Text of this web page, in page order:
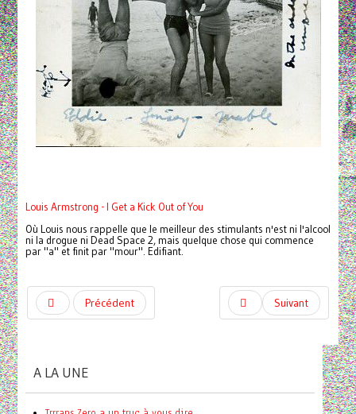
Louis Armstrong - I Get a Kick Out of You
Où Louis nous rappelle que le meilleur des stimulants n'est ni l'alcool
ni la drogue ni Dead Space 2, mais quelque chose qui commence
par "a" et finit par "mour". Edifiant.
Précédent Suivant
A LA UNE